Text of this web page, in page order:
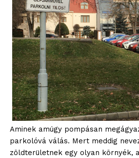
Aminek amúgy pompásan
parkolóvá válás. Mert meddig
zöldterületnek egy olyan környék,